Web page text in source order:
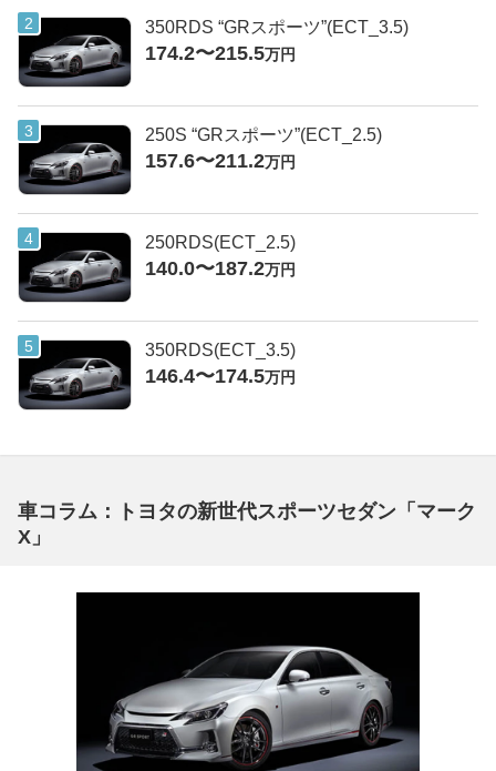
350RDS “GRスポーツ”(ECT_3.5)
174.2〜215.5万円
250S “GRスポーツ”(ECT_2.5)
157.6〜211.2万円
250RDS(ECT_2.5)
140.0〜187.2万円
350RDS(ECT_3.5)
146.4〜174.5万円
車コラム：トヨタの新世代スポーツセダン「マーク
X」